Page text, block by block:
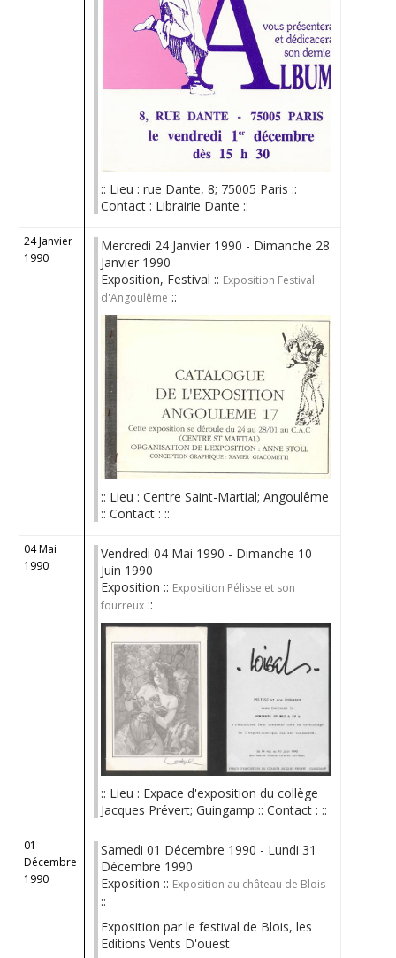
:: Lieu : rue Dante, 8; 75005 Paris ::
Contact : Librairie Dante ::
24 Janvier
1990
Mercredi 24 Janvier 1990 - Dimanche 28
Janvier 1990
Exposition, Festival :: Exposition Festival
d'Angoulême ::
:: Lieu : Centre Saint-Martial; Angoulême
:: Contact : ::
04 Mai
1990
Vendredi 04 Mai 1990 - Dimanche 10
Juin 1990
Exposition :: Exposition Pélisse et son
fourreux ::
:: Lieu : Expace d'exposition du collège
Jacques Prévert; Guingamp :: Contact : ::
01
Décembre
1990
Samedi 01 Décembre 1990 - Lundi 31
Décembre 1990
Exposition :: Exposition au château de Blois
::
Exposition par le festival de Blois, les
Editions Vents D'ouest